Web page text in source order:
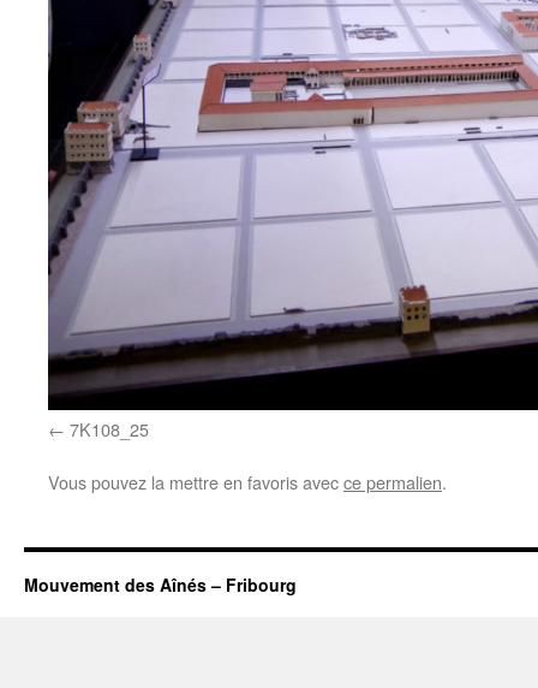
7K108_25
Vous pouvez la mettre en favoris avecce permalien.
Mouvement des Aînés – Fribourg